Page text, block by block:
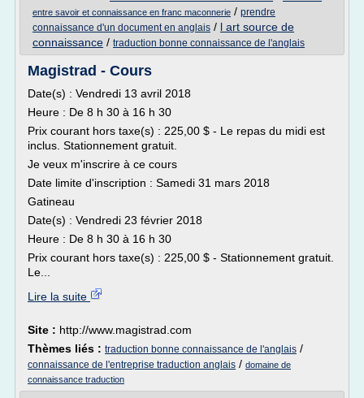
entre savoir et connaissance en franc maconnerie / prendre
connaissance d'un document en anglais / l art source de
connaissance / traduction bonne connaissance de l'anglais
Magistrad - Cours
Date(s) : Vendredi 13 avril 2018
Heure : De 8 h 30 à 16 h 30
Prix courant hors taxe(s) : 225,00 $ - Le repas du midi est
inclus. Stationnement gratuit.
Je veux m'inscrire à ce cours
Date limite d'inscription : Samedi 31 mars 2018
Gatineau
Date(s) : Vendredi 23 février 2018
Heure : De 8 h 30 à 16 h 30
Prix courant hors taxe(s) : 225,00 $ - Stationnement gratuit.
Le...
Lire la suite
Site : http://www.magistrad.com
Thèmes liés : traduction bonne connaissance de l'anglais /
connaissance de l'entreprise traduction anglais / domaine de
connaissance traduction